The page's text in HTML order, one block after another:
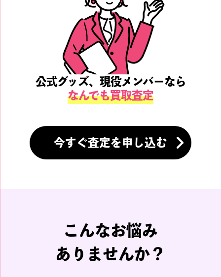
公式グッズ、現役メンバーなら
なんでも買取査定
今すぐ査定を申し込む
こんなお悩み
ありませんか？